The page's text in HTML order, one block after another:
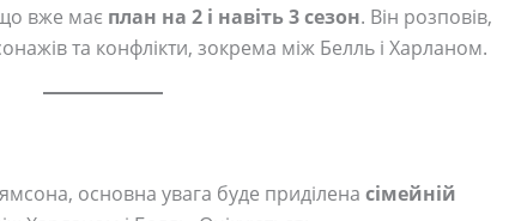
вже має план на 2 і навіть 3 сезон. Він розповів,
та конфлікти, зокрема між Белль і Харланом.
основна увага буде приділена сімейній